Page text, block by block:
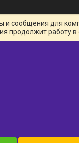
сообщения для
продолжит работу